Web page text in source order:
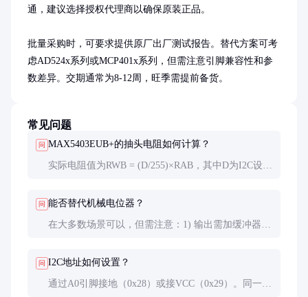
通，建议选择授权代理商以确保原装正品。
批量采购时，可要求提供原厂出厂测试报告。替代方案可考
虑AD524x系列或MCP401x系列，但需注意引脚兼容性和参
数差异。交期通常为8-12周，旺季需提前备货。
常见问题
问 MAX5403EUB+的抽头电阻如何计算？
实际电阻值为RWB = (D/255)×RAB，其中D为I2C设置
电压表。
问 能否替代机械电位器？
在大多数场景可以，但需注意：1) 输出需加缓冲器 2)
势。
问 I2C地址如何设置？
通过A0引脚接地（0x28）或接VCC（0x29）。同一总